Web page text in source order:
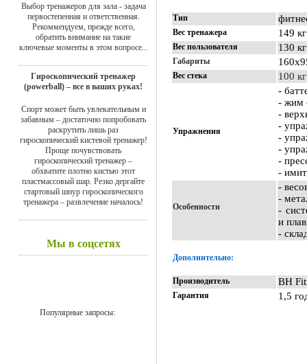
Выбор тренажеров для зала - задача
первостепенная и ответственная.
Рекоммендуем, прежде всего,
обратить внимание на такие
ключевые моменты в этом вопросе...
Гироскопический тренажер
(powerball) – все в ваших руках!
Спорт может быть увлекательным и
забавным – достаточно попробовать
раскрутить лишь раз
гироскопический кистевой тренажер!
Проще почувствовать
гироскопический тренажер –
обхватите плотно кистью этот
пластмассовый шар. Резко дергайте
стартовый шнур гироскопического
тренажера – развлечение началось!
Мы в соцсетях
Популярные запросы:
Тип
Вес тренажера 149 кг
Вес пользователя 130 кг
Габариты
Вес стека 100 кг
Упражнения
-
- жим
-
-
-
-
-
-
Особенности
-
-
-
и
-
Дополнительно:
Производитель BH
Гарантия 1,5